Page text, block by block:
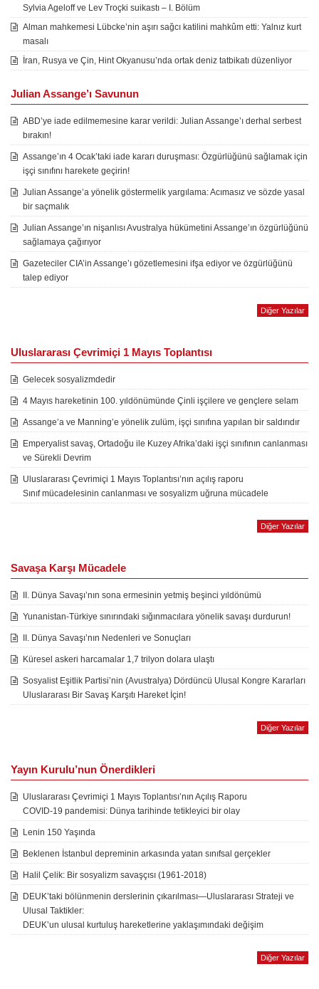
Sylvia Ageloff ve Lev Troçki suikastı – I. Bölüm
Alman mahkemesi Lübcke’nin aşırı sağcı katilini mahkûm etti: Yalnız kurt
masalı
İran, Rusya ve Çin, Hint Okyanusu’nda ortak deniz tatbikatı düzenliyor
Julian Assange’ı Savunun
ABD’ye iade edilmemesine karar verildi: Julian Assange’ı derhal serbest
bırakın!
Assange’ın 4 Ocak’taki iade kararı duruşması: Özgürlüğünü sağlamak için
işçi sınıfını harekete geçirin!
Julian Assange’a yönelik göstermelik yargılama: Acımasız ve sözde yasal
bir saçmalık
Julian Assange’ın nişanlısı Avustralya hükümetini Assange’ın özgürlüğünü
sağlamaya çağırıyor
Gazeteciler CIA’in Assange’ı gözetlemesini ifşa ediyor ve özgürlüğünü
talep ediyor
Diğer Yazılar
Uluslararası Çevrimiçi 1 Mayıs Toplantısı
Gelecek sosyalizmdedir
4 Mayıs hareketinin 100. yıldönümünde Çinli işçilere ve gençlere selam
Assange’a ve Manning’e yönelik zulüm, işçi sınıfına yapılan bir saldırıdır
Emperyalist savaş, Ortadoğu ile Kuzey Afrika’daki işçi sınıfının canlanması
ve Sürekli Devrim
Uluslararası Çevrimiçi 1 Mayıs Toplantısı’nın açılış raporu
Sınıf mücadelesinin canlanması ve sosyalizm uğruna mücadele
Diğer Yazılar
Savaşa Karşı Mücadele
II. Dünya Savaşı’nın sona ermesinin yetmiş beşinci yıldönümü
Yunanistan-Türkiye sınırındaki sığınmacılara yönelik savaşı durdurun!
II. Dünya Savaşı’nın Nedenleri ve Sonuçları
Küresel askeri harcamalar 1,7 trilyon dolara ulaştı
Sosyalist Eşitlik Partisi’nin (Avustralya) Dördüncü Ulusal Kongre Kararları
Uluslararası Bir Savaş Karşıtı Hareket İçin!
Diğer Yazılar
Yayın Kurulu’nun Önerdikleri
Uluslararası Çevrimiçi 1 Mayıs Toplantısı’nın Açılış Raporu
COVID-19 pandemisi: Dünya tarihinde tetikleyici bir olay
Lenin 150 Yaşında
Beklenen İstanbul depreminin arkasında yatan sınıfsal gerçekler
Halil Çelik: Bir sosyalizm savaşçısı (1961-2018)
DEUK’taki bölünmenin derslerinin çıkarılması—Uluslararası Strateji ve
Ulusal Taktikler:
DEUK’un ulusal kurtuluş hareketlerine yaklaşımındaki değişim
Diğer Yazılar